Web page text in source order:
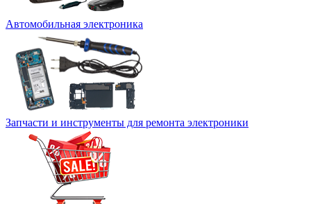
Автомобильная электроника
Запчасти и инструменты для ремонта электроники